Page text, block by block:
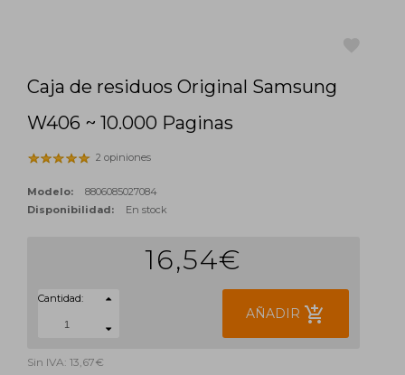
Caja de residuos Original Samsung
W406 ~ 10.000 Paginas
2 opiniones
Modelo:
8806085027084
Disponibilidad:
En stock
16,54€
Cantidad:
AÑADIR add_shopping_cart
Sin IVA: 13,67€